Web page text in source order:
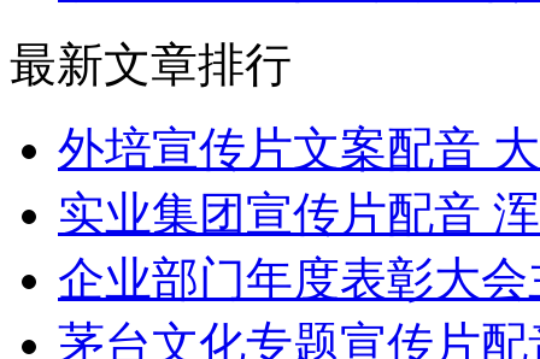
最新文章排行
外培宣传片文案配音
实业集团宣传片配音
企业部门年度表彰大
茅台文化专题宣传片